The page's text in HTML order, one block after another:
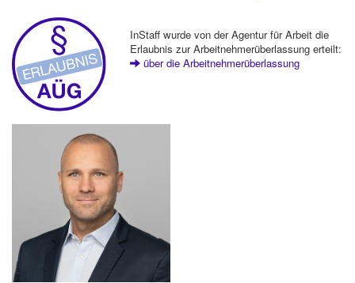
InStaff wurde von der Agentur für Arbeit die
Erlaubnis zur Arbeitnehmerüberlassung erteilt:
über die Arbeitnehmerüberlassung